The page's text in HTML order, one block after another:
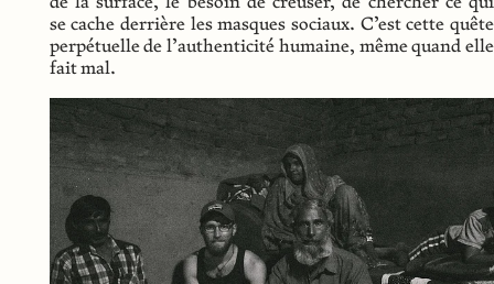
se cache derrière les masques sociaux. C’est cette quête
perpétuelle de l’authenticité humaine, même quand elle
fait mal.